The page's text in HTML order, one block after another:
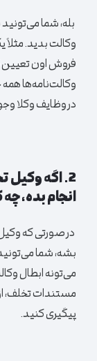
بله، شما
وکالت بدید. مثلاً
فروش اون تعیین
وکالت‌نامه‌ها
در وظایف وکلا
2. اگه وکیل
انجام بده،
در صورتی که
بشه، شما
می‌تونه ابطال
مستندات تخلف،
پیگیری کنید.